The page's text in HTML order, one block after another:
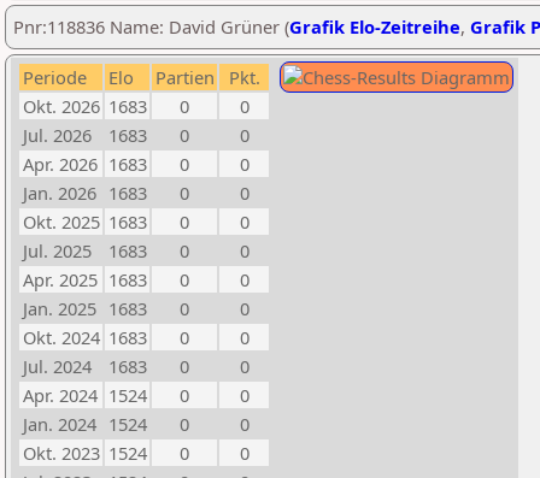
Pnr:118836 Name: David Grüner (Grafik Elo-Zeitreihe, Grafik
Periode Elo Partien
Pkt.
Okt. 2026 1683 0
0
Jul. 2026
1683 0
0
Apr. 2026 1683 0
0
Jan. 2026 1683 0
0
Okt. 2025 1683 0
0
Jul. 2025
1683 0
0
Apr. 2025 1683 0
0
Jan. 2025 1683 0
0
Okt. 2024 1683 0
0
Jul. 2024
1683 0
0
Apr. 2024 1524 0
0
Jan. 2024 1524 0
0
Okt. 2023 1524 0
0